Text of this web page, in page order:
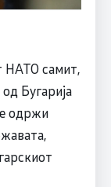
НАТО самит,
Бугарија
одржи